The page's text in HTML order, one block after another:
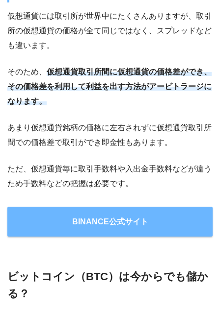
仮想通貨には取引所が世界中にたくさんありますが、取引
所の仮想通貨の価格が全て同じではなく、スプレッドなど
も違います。
そのため、 仮想通貨取引所間に仮想通貨の価格差ができ、
その価格差を利用して利益を出す方法がアービトラージに
なります。
あまり仮想通貨銘柄の価格に左右されずに仮想通貨取引所
間での価格差で取引ができ即金性もあります。
ただ、仮想通貨毎に取引手数料や入出金手数料などが違う
ため手数料などの把握は必要です。
BINANCE公式サイト
ビットコイン（BTC）は今からでも儲か
る？